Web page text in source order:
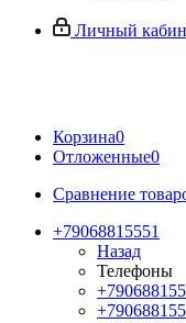
Личный
Корзина0
Отложенные0
Сравнение
+79068815551
Назад
Телефоны